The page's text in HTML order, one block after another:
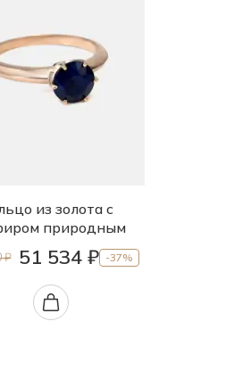
из золота с
природным
₽ 51 534 ₽ -37%